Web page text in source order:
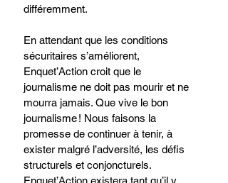
différemment.
En attendant que les conditions
sécuritaires s’améliorent,
Enquet’Action croit que le
journalisme ne doit pas mourir et ne
mourra jamais. Que vive le bon
journalisme ! Nous faisons la
promesse de continuer à tenir, à
exister malgré l’adversité, les défis
structurels et conjoncturels.
Enquet’Action existera tant qu’il y